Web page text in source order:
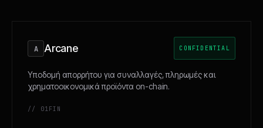
A Arcane CONFIDENTIAL
Υποδομή απορρήτου για συναλλαγές, πληρωμές και
χρηματοοικονομικά προϊόντα on-chain.
// 01FIN